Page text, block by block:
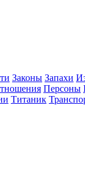
Законы Запахи
Персоны
Титаник